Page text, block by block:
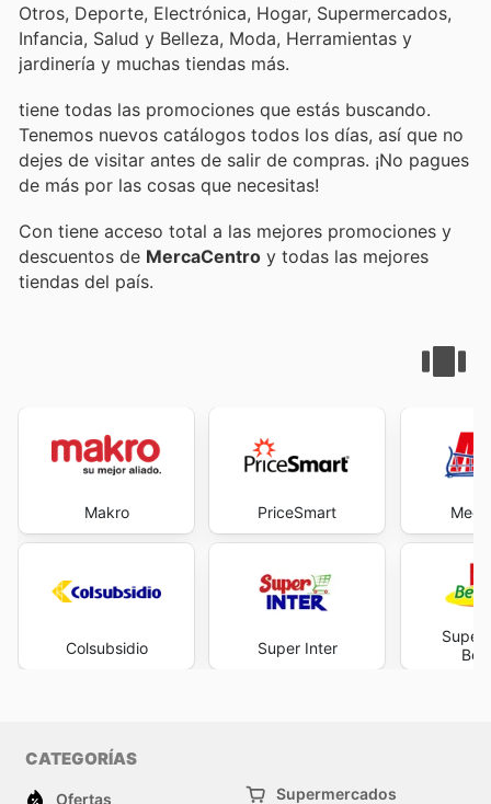
Otros, Deporte, Electrónica, Hogar, Supermercados,
Infancia, Salud y Belleza, Moda, Herramientas y
jardinería y muchas tiendas más.
tiene todas las promociones que estás buscando.
Tenemos nuevos catálogos todos los días, así que no
dejes de visitar antes de salir de compras. ¡No pagues
de más por las cosas que necesitas!
Con tiene acceso total a las mejores promociones y
descuentos de MercaCentro y todas las mejores
tiendas del país.
Makro
Colsubsidio
PriceSmart
Super Inter
CATEGORÍAS
Ofertas Supermercados